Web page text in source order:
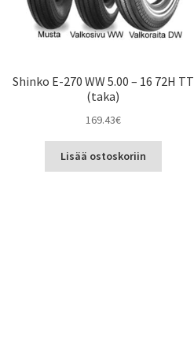
Shinko E-270 WW 5.00 – 16 72H TT
(taka)
169.43€
Lisää ostoskoriin